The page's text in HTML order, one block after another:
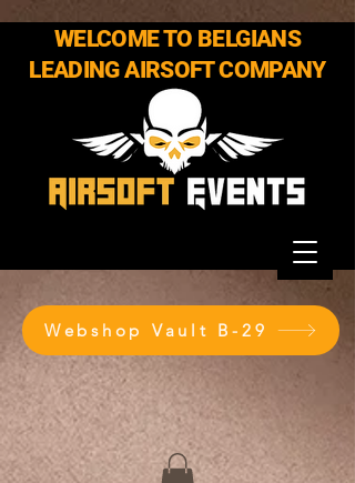
WELCOME TO BELGIANS
LEADING AIRSOFT COMPANY
Webshop Vault B-29